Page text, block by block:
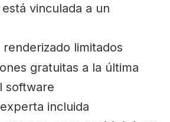
vinculada a un
renderizado limitados
gratuitas a la última
software
incluida